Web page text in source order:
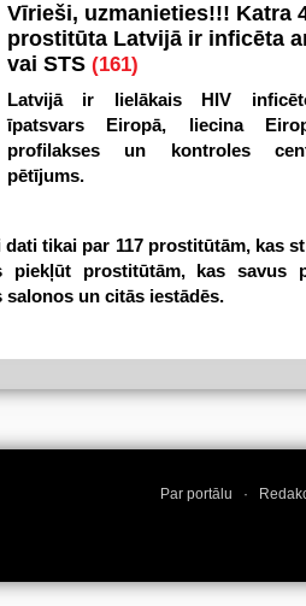
Vīrieši, uzmanieties!!! Katra
prostitūta Latvijā ir inficēta
vai STS (161)
Latvijā ir lielākais HIV
īpatsvars Eiropā, liecina
profilakses un kontroles
pētījums.
tikai par 117 prostitūtām, kas
prostitūtām, kas savus
un citās iestādēs.
Par portālu ·